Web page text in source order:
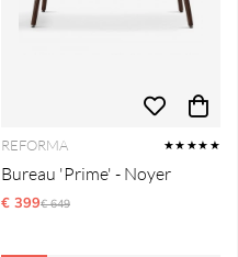
REFORMA ★★★★★
Bureau 'Prime' - Noyer
€ 399Prix régulier:
€ 649